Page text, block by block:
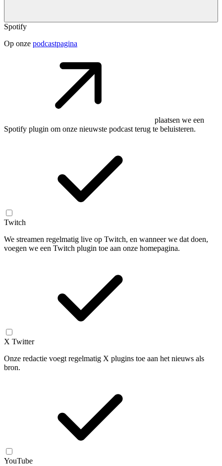
Spotify
Op onze podcastpagina
plaatsen we een
Spotify plugin om onze nieuwste podcast terug te beluisteren.
Twitch
We streamen regelmatig live op Twitch, en wanneer we dat doen,
voegen we een Twitch plugin toe aan onze homepagina.
X Twitter
Onze redactie voegt regelmatig X plugins toe aan het nieuws als
bron.
YouTube